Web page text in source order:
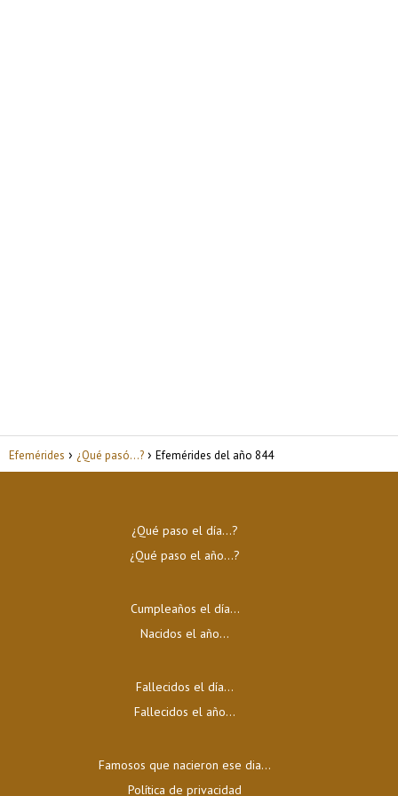
Efemérides ¿Qué pasó...? Efemérides del año 844
¿Qué paso el día…?
¿Qué paso el año…?
Cumpleaños el día…
Nacidos el año…
Fallecidos el día…
Fallecidos el año…
Famosos que nacieron ese dia...
Política de privacidad